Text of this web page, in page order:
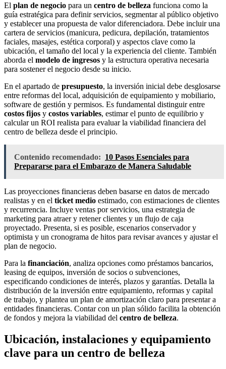
El plan de negocio para un centro de belleza funciona como la
guía estratégica para definir servicios, segmentar al público objetivo
y establecer una propuesta de valor diferenciadora. Debe incluir una
cartera de servicios (manicura, pedicura, depilación, tratamientos
faciales, masajes, estética corporal) y aspectos clave como la
ubicación, el tamaño del local y la experiencia del cliente. También
aborda el modelo de ingresos y la estructura operativa necesaria
para sostener el negocio desde su inicio.
En el apartado de presupuesto, la inversión inicial debe desglosarse
entre reformas del local, adquisición de equipamiento y mobiliario,
software de gestión y permisos. Es fundamental distinguir entre
costos fijos y costos variables, estimar el punto de equilibrio y
calcular un ROI realista para evaluar la viabilidad financiera del
centro de belleza desde el principio.
Contenido recomendado: 10 Pasos Esenciales para
Prepararse para el Embarazo de Manera Saludable
Las proyecciones financieras deben basarse en datos de mercado
realistas y en el ticket medio estimado, con estimaciones de clientes
y recurrencia. Incluye ventas por servicios, una estrategia de
marketing para atraer y retener clientes y un flujo de caja
proyectado. Presenta, si es posible, escenarios conservador y
optimista y un cronograma de hitos para revisar avances y ajustar el
plan de negocio.
Para la financiación, analiza opciones como préstamos bancarios,
leasing de equipos, inversión de socios o subvenciones,
especificando condiciones de interés, plazos y garantías. Detalla la
distribución de la inversión entre equipamiento, reformas y capital
de trabajo, y plantea un plan de amortización claro para presentar a
entidades financieras. Contar con un plan sólido facilita la obtención
de fondos y mejora la viabilidad del centro de belleza.
Ubicación, instalaciones y equipamiento
clave para un centro de belleza